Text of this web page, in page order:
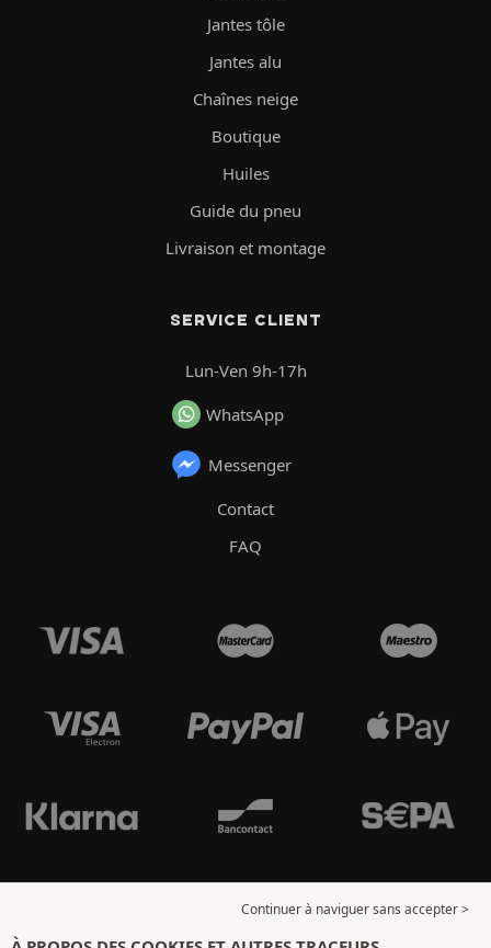
Jantes tôle
Jantes alu
Chaînes neige
Boutique
Huiles
Guide du pneu
Livraison et montage
SERVICE CLIENT
Lun-Ven 9h-17h
WhatsApp
Messenger
Contact
FAQ
Continuer à naviguer sans accepter >